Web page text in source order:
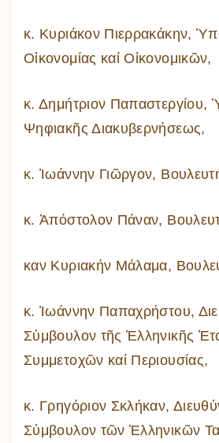
κ. Κυριάκον Πιερρακάκην,
Οἰκονομίας καί Οἰκονομικῶν,
κ. Δημήτριον Παπαστεργίου,
Ψηφιακῆς Διακυβερνήσεως,
κ. Ἰωάννην Γιῶργον,
κ. Ἀπόστολον Πάναν,
καν Κυριακήν Μάλαμα,
κ. Ἰωάννην Παπαχρήστου,
Σύμβουλον τῆς Ἑλληνικῆς
Συμμετοχῶν καί Περιουσίας,
κ. Γρηγόριον Σκλήκαν,
Σύμβουλον τῶν Ἑλληνικῶν